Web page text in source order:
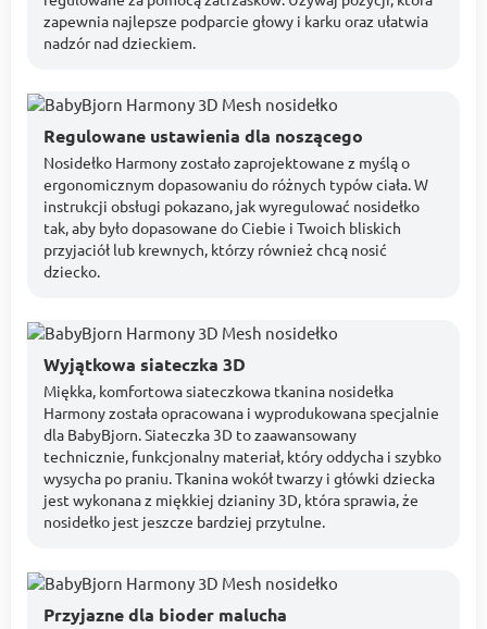
zapewnia najlepsze podparcie głowy i karku oraz ułatwia
nadzór nad dzieckiem.
Regulowane ustawienia dla noszącego
Nosidełko Harmony zostało zaprojektowane z myślą o
ergonomicznym dopasowaniu do różnych typów ciała. W
instrukcji obsługi pokazano, jak wyregulować nosidełko
tak, aby było dopasowane do Ciebie i Twoich bliskich
przyjaciół lub krewnych, którzy również chcą nosić
dziecko.
Wyjątkowa siateczka 3D
Miękka, komfortowa siateczkowa tkanina nosidełka
Harmony została opracowana i wyprodukowana specjalnie
dla BabyBjorn. Siateczka 3D to zaawansowany
technicznie, funkcjonalny materiał, który oddycha i szybko
wysycha po praniu. Tkanina wokół twarzy i główki dziecka
jest wykonana z miękkiej dzianiny 3D, która sprawia, że
nosidełko jest jeszcze bardziej przytulne.
Przyjazne dla bioder malucha